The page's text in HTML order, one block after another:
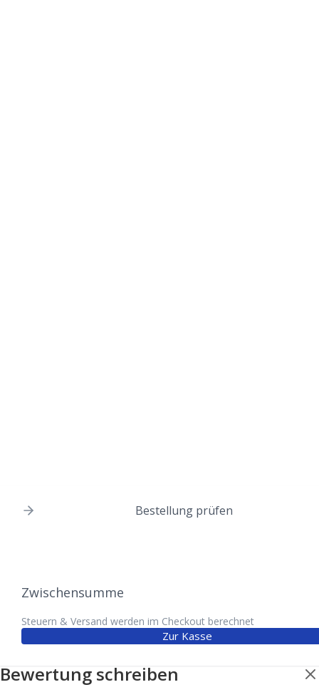
Bestellung prüfen
Zwischensumme
Steuern & Versand werden im Checkout berechnet
Zur Kasse
Bewertung schreiben